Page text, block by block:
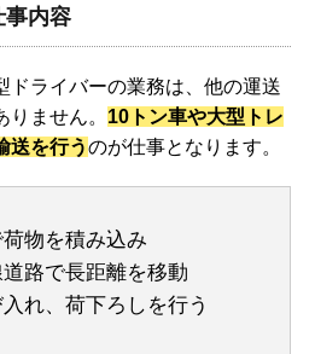
事内容
ドライバーの業務は、他の運送
ません。 10トン車や大型トレ
送を行うのが仕事となります。
物を積み込み
路で長距離を移動
れ、荷下ろしを行う